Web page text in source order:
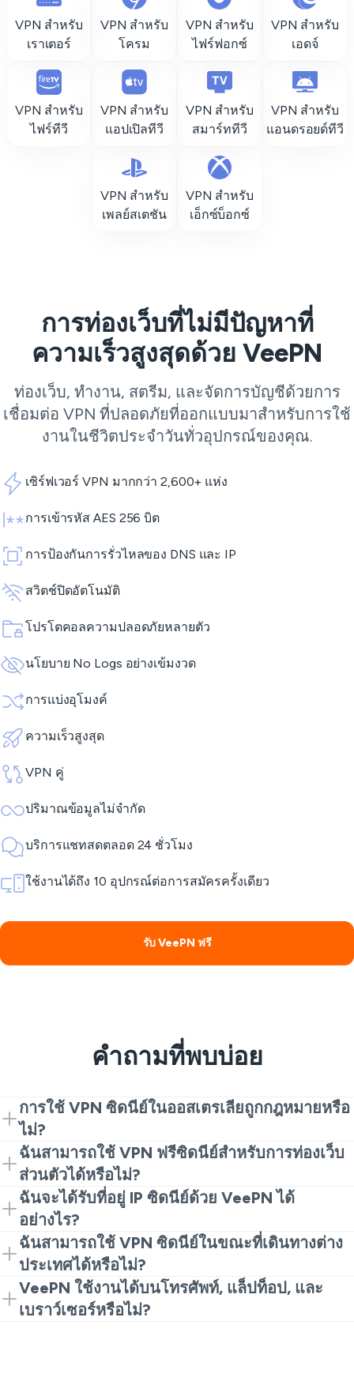
VPN สำหรับ
เราเตอร์
VPN สำหรับ
โครม
VPN สำหรับ
ไฟร์ฟอกซ์
VPN สำหรับ
เอดจ์
VPN สำหรับ
ไฟร์ทีวี
VPN สำหรับ
แอปเปิลทีวี
VPN สำหรับ
สมาร์ททีวี
VPN สำหรับ
แอนดรอยด์ทีวี
VPN สำหรับ
เพลย์สเตชัน
VPN สำหรับ
เอ็กซ์บ็อกซ์
การท่องเว็บที่ไม่มีปัญหาที่
ความเร็วสูงสุดด้วย VeePN
ท่องเว็บ, ทำงาน, สตรีม, และจัดการบัญชีด้วยการ
เชื่อมต่อ VPN ที่ปลอดภัยที่ออกแบบมาสำหรับการใช้
งานในชีวิตประจำวันทั่วอุปกรณ์ของคุณ.
เซิร์ฟเวอร์ VPN มากกว่า 2,600+ แห่ง
การเข้ารหัส AES 256 บิต
การป้องกันการรั่วไหลของ DNS และ IP
สวิตช์ปิดอัตโนมัติ
โปรโตคอลความปลอดภัยหลายตัว
นโยบาย No Logs อย่างเข้มงวด
การแบ่งอุโมงค์
ความเร็วสูงสุด
VPN คู่
ปริมาณข้อมูลไม่จำกัด
บริการแชทสดตลอด 24 ชั่วโมง
ใช้งานได้ถึง 10 อุปกรณ์ต่อการสมัครครั้งเดียว
รับ VeePN ฟรี
คำถามที่พบบ่อย
การใช้ VPN ซิดนีย์ในออสเตรเลียถูกกฎหมายหรือ
ไม่?
การใช้ VPN โดยทั่วไปถูกกฎหมายในออสเตรเลีย. วิธีที่
คุณใช้มันยังคงสำคัญ, ดังนั้นควรปฏิบัติตามกฎหมายท้อง
ถิ่น, กฎของแพลตฟอร์ม, และข้อกำหนดของบริการเมื่อ
ท่องเว็บด้วย VPN.
ฉันสามารถใช้ VPN ฟรีซิดนีย์สำหรับการท่องเว็บ
ส่วนตัวได้หรือไม่?
ใช่, VPN ฟรีซิดนีย์สามารถช่วยในการท่องเว็บส่วนตัวพื้น
ฐาน. เพื่อการปกป้องที่ดีกว่า, เลือกผู้ให้บริการที่เชื่อถือ
ได้ที่มีนโยบายความเป็นส่วนตัวที่ชัดเจน, การเข้ารหัสที่
ปลอดภัย, และแอปที่เสถียร.
ฉันจะได้รับที่อยู่ IP ซิดนีย์ด้วย VeePN ได้
อย่างไร?
ติดตั้ง VeePN, เปิดแอปหรือส่วนขยาย Chrome, และ
เชื่อมต่อกับเซิร์ฟเวอร์ซิดนีย์. การเชื่อมต่อของคุณจะใช้ที่
อยู่ IP ท้องถิ่นในออสเตรเลีย.
ฉันสามารถใช้ VPN ซิดนีย์ในขณะที่เดินทางต่าง
ประเทศได้หรือไม่?
ใช่. VPN ซิดนีย์สามารถช่วยให้คุณรักษาการตั้งค่าการ
ท่องเว็บในออสเตรเลียในขณะที่เดินทางและเพิ่มการ
VeePN ใช้งานได้บนโทรศัพท์, แล็ปท็อป, และ
เบราว์เซอร์หรือไม่?